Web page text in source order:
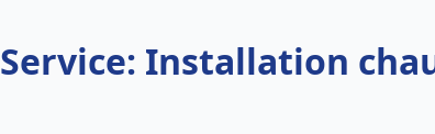
Service: Installation